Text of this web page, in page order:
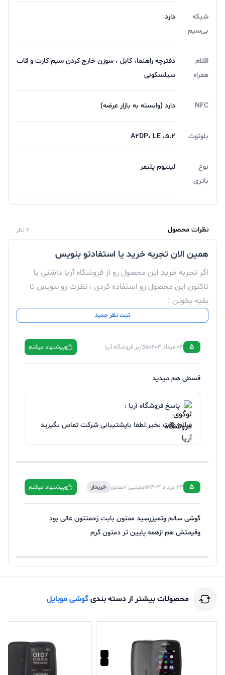
شبکه
بی‌سیم
دارد
اقلام
همراه
دفترچه‌ راهنما، کابل ، سوزن خارج کردن سیم کارت و قاب
سیلسکونی
NFC دارد (وابسته به بازار عرضه)
بلوتوث 5.2، A2DP، LE
نوع
باتری
لیتیوم پلیمر
نظرات محصول 2 نظر
همین الان تجربه خرید یا استفادتو بنویس
اگر تجربه خرید این محصول رو از فروشگاه آریا داشتی یا
تاکنون این محصول رو استفاده کردی ، نظرت رو بنویس تا
بقیه بخونن !
ثبت نظر جدید
5 03 مرداد 1403 کاربر فروشگاه آریا پیشنهاد میکنم
قسطی هم میدید
پاسخ فروشگاه آریا :
سلام وقت بخیر.لطفا باپشتیبانی شرکت تماس بگیرید
5 23 مرداد 1403 مجتبی احمدی خریدار پیشنهاد میکنم
گوشی سالم وتمیزرسید ممنون بابت زحمتتون عالی بود
وقیمتش هم ازهمه پایین تر دمتون گرم
محصولات بیشتر از دسته بندیگوشی موبایل